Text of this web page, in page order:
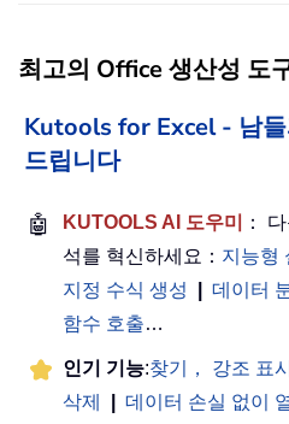
최고의 Office 생산성 도
Kutools for Excel - 남
드립니다
🤖 KUTOOLS AI 도우미
：
석를 혁신하세요： 지능형
지정 수식 생성
데이터
함수 호출…
인기 기능:찾기， 강조 표
삭제
데이터 손실 없이